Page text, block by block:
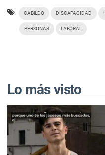
CABILDO DISCAPACIDAD
PERSONAS LABORAL
Lo más visto